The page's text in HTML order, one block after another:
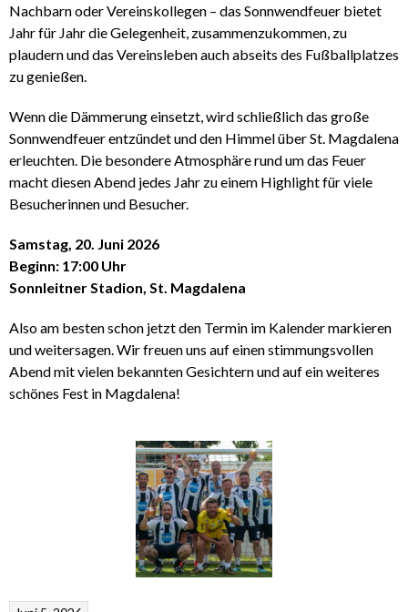
Nachbarn oder Vereinskollegen – das Sonnwendfeuer bietet
Jahr für Jahr die Gelegenheit, zusammenzukommen, zu
plaudern und das Vereinsleben auch abseits des Fußballplatzes
zu genießen.
Wenn die Dämmerung einsetzt, wird schließlich das große
Sonnwendfeuer entzündet und den Himmel über St. Magdalena
erleuchten. Die besondere Atmosphäre rund um das Feuer
macht diesen Abend jedes Jahr zu einem Highlight für viele
Besucherinnen und Besucher.
Samstag, 20. Juni 2026
Beginn: 17:00 Uhr
Sonnleitner Stadion, St. Magdalena
Also am besten schon jetzt den Termin im Kalender markieren
und weitersagen. Wir freuen uns auf einen stimmungsvollen
Abend mit vielen bekannten Gesichtern und auf ein weiteres
schönes Fest in Magdalena!